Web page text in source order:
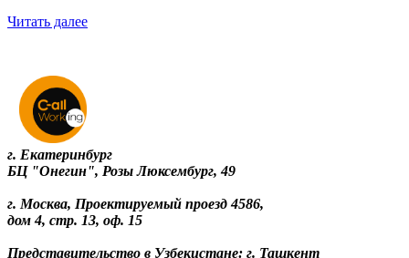
Читать далее
г. Екатеринбург
БЦ "Онегин", Розы Люксембург, 49
г. Москва, Проектируемый проезд 4586,
дом 4, стр. 13, оф. 15
Представительство в Узбекистане: г. Ташкент